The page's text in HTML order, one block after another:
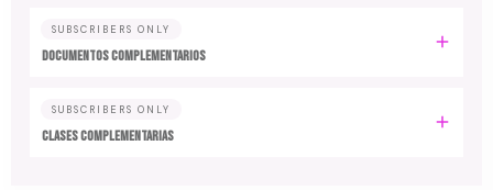
SUBSCRIBERS ONLY
DOCUMENTOS COMPLEMENTARIOS
SUBSCRIBERS ONLY
CLASES COMPLEMENTARIAS